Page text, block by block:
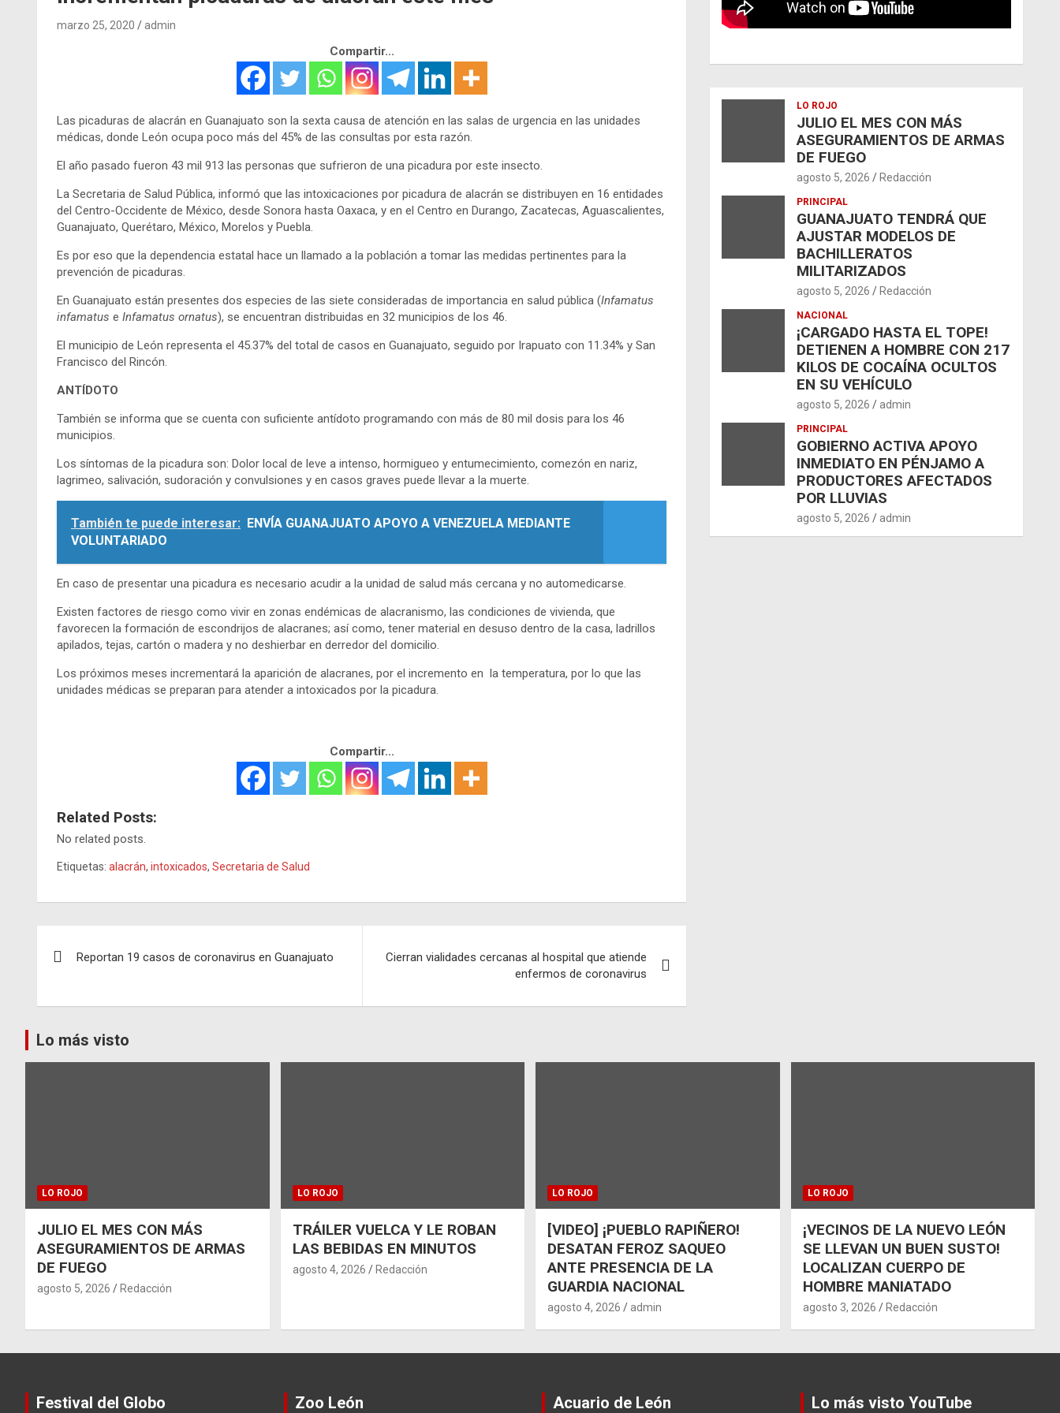
marzo 25, 2020 admin
Compartir...
Las picaduras de alacrán en Guanajuato son la sexta causa de atención en las salas de urgencia en las unidades
médicas, donde León ocupa poco más del 45% de las consultas por esta razón.
El año pasado fueron 43 mil 913 las personas que sufrieron de una picadura por este insecto.
La Secretaria de Salud Pública, informó que las intoxicaciones por picadura de alacrán se distribuyen en 16 entidades
del Centro-Occidente de México, desde Sonora hasta Oaxaca, y en el Centro en Durango, Zacatecas, Aguascalientes,
Guanajuato, Querétaro, México, Morelos y Puebla.
Es por eso que la dependencia estatal hace un llamado a la población a tomar las medidas pertinentes para la
prevención de picaduras.
En Guanajuato están presentes dos especies de las siete consideradas de importancia en salud pública (Infamatus
infamatus e Infamatus ornatus), se encuentran distribuidas en 32 municipios de los 46.
El municipio de León representa el 45.37% del total de casos en Guanajuato, seguido por Irapuato con 11.34% y San
Francisco del Rincón.
ANTÍDOTO
También se informa que se cuenta con suficiente antídoto programando con más de 80 mil dosis para los 46
municipios.
Los síntomas de la picadura son: Dolor local de leve a intenso, hormigueo y entumecimiento, comezón en nariz,
lagrimeo, salivación, sudoración y convulsiones y en casos graves puede llevar a la muerte.
También te puede interesar: ENVÍA GUANAJUATO APOYO A VENEZUELA MEDIANTE
VOLUNTARIADO
En caso de presentar una picadura es necesario acudir a la unidad de salud más cercana y no automedicarse.
Existen factores de riesgo como vivir en zonas endémicas de alacranismo, las condiciones de vivienda, que
favorecen la formación de escondrijos de alacranes; así como, tener material en desuso dentro de la casa, ladrillos
apilados, tejas, cartón o madera y no deshierbar en derredor del domicilio.
Los próximos meses incrementará la aparición de alacranes, por el incremento en la temperatura, por lo que las
unidades médicas se preparan para atender a intoxicados por la picadura.
Compartir...
Related Posts:
No related posts.
Etiquetas: alacrán, intoxicados, Secretaria de Salud
entradas
Reportan 19 casos de coronavirus en Guanajuato
Cierran vialidades cercanas al hospital que atiende
enfermos de coronavirus
LO ROJO
JULIO EL MES CON MÁS
ASEGURAMIENTOS DE ARMAS
DE FUEGO
agosto 5, 2026 Redacción
PRINCIPAL
GUANAJUATO TENDRÁ QUE
AJUSTAR MODELOS DE
BACHILLERATOS
MILITARIZADOS
agosto 5, 2026 Redacción
NACIONAL
¡CARGADO HASTA EL TOPE!
DETIENEN A HOMBRE CON 217
KILOS DE COCAÍNA OCULTOS
EN SU VEHÍCULO
agosto 5, 2026 admin
PRINCIPAL
GOBIERNO ACTIVA APOYO
INMEDIATO EN PÉNJAMO A
PRODUCTORES AFECTADOS
POR LLUVIAS
agosto 5, 2026 admin
Lo más visto
LO ROJO
JULIO EL MES CON MÁS
ASEGURAMIENTOS DE ARMAS
DE FUEGO
agosto 5, 2026 Redacción
LO ROJO
TRÁILER VUELCA Y LE ROBAN
LAS BEBIDAS EN MINUTOS
agosto 4, 2026 Redacción
LO ROJO
[VIDEO] ¡PUEBLO RAPIÑERO!
DESATAN FEROZ SAQUEO
ANTE PRESENCIA DE LA
GUARDIA NACIONAL
agosto 4, 2026 admin
LO ROJO
¡VECINOS DE LA NUEVO LEÓN
SE LLEVAN UN BUEN SUSTO!
LOCALIZAN CUERPO DE
HOMBRE MANIATADO
agosto 3, 2026 Redacción
Festival del Globo Zoo León Acuario de León Lo más visto YouTube